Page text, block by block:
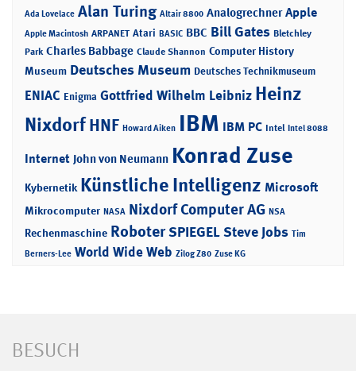
Ada Lovelace Alan Turing Altair 8800 Analogrechner Apple
Apple Macintosh ARPANET Atari BASIC BBC Bill Gates Bletchley
Park Charles Babbage Claude Shannon Computer History
Museum Deutsches Museum Deutsches Technikmuseum
ENIAC Enigma Gottfried Wilhelm Leibniz Heinz
NixdorfHNF Howard Aiken IBM IBM PC Intel Intel 8088
Internet John von Neumann Konrad Zuse
Kybernetik Künstliche Intelligenz Microsoft
Mikrocomputer NASA Nixdorf Computer AG NSA
Rechenmaschine RoboterSPIEGELSteve Jobs Tim
Berners-Lee World Wide Web Zilog Z80 Zuse KG
BESUCH